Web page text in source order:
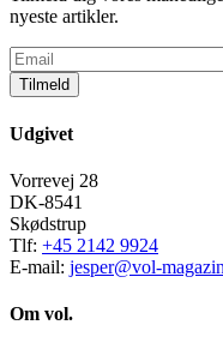
nyeste artikler.
Tilmeld
Udgivet
Vorrevej 28
DK-8541
Skødstrup
Tlf: +45 2142 9924
E-mail: jesper@vol-
Om vol.